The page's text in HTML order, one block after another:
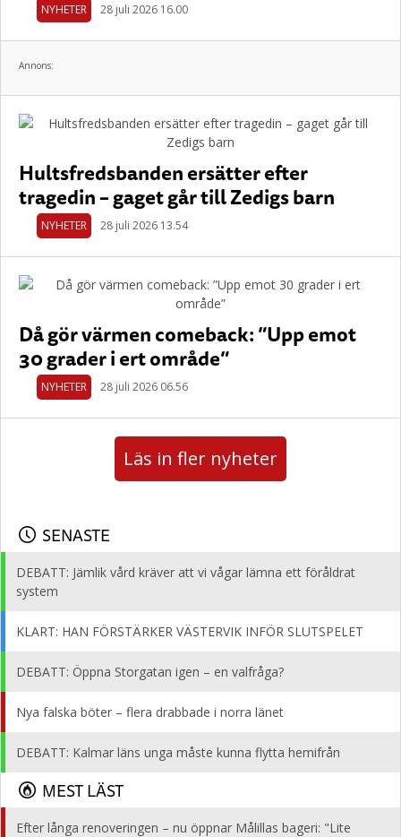
NYHETER 28 juli 2026 16.00
Annons:
Hultsfredsbanden ersätter efter
tragedin – gaget går till Zedigs barn
NYHETER 28 juli 2026 13.54
Då gör värmen comeback: ”Upp emot
30 grader i ert område”
NYHETER 28 juli 2026 06.56
Läs in fler nyheter
SENASTE
DEBATT: Jämlik vård kräver att vi vågar lämna ett föråldrat
system
KLART: HAN FÖRSTÄRKER VÄSTERVIK INFÖR SLUTSPELET
DEBATT: Öppna Storgatan igen – en valfråga?
Nya falska böter – flera drabbade i norra länet
DEBATT: Kalmar läns unga måste kunna flytta hemifrån
MEST LÄST
Efter långa renoveringen – nu öppnar Målillas bageri: "Lite